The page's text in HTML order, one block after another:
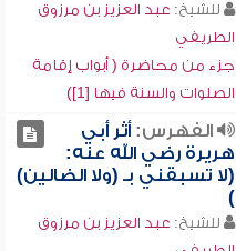
للشيخ: عبد العزيز بن مرزوق
الطريفي
جزء من محاضرة ( أبواب إقامة
الصلوات والسنة فيها [1])
الفهرس:أثر أبي
هريرة رضي الله عنه:
(لا تسبقني بـ (ولا الضالين)
)
للشيخ: عبد العزيز بن مرزوق